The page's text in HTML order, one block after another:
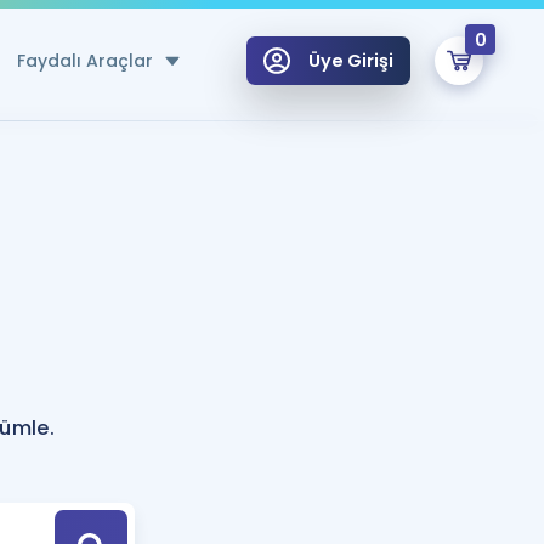
Faydalı Araçlar
Hesaplama Aracı
için Öneriler
Tek Takvimde
Üye Girişi
0